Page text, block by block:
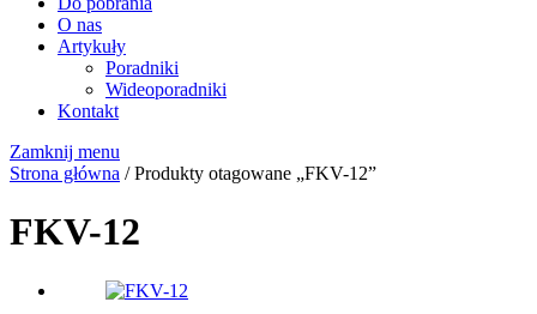
O nas
Artykuły
Poradniki
Wideoporadniki
Kontakt
Zamknij menu
Strona główna / Produkty otagowane „FKV-12”
FKV-12